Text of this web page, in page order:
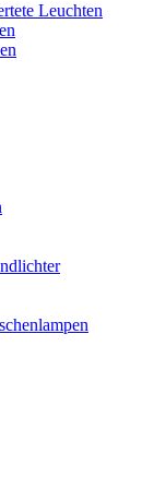
Leuchten